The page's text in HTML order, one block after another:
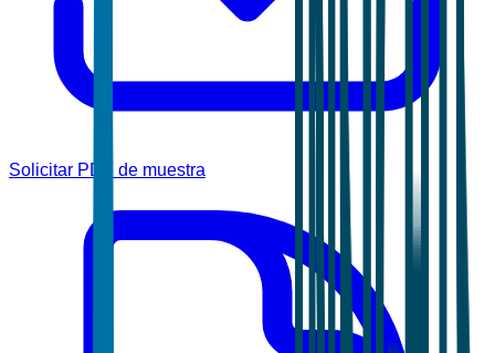
Solicitar PDF de muestra